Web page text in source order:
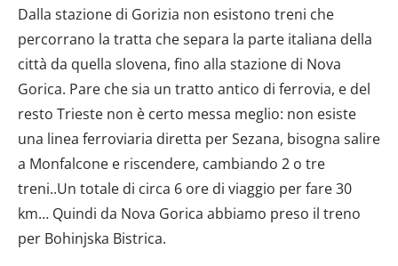
Dalla stazione di Gorizia non esistono treni che
percorrano la tratta che separa la parte italiana della
città da quella slovena, fino alla stazione di Nova
Gorica. Pare che sia un tratto antico di ferrovia, e del
resto Trieste non è certo messa meglio: non esiste
una linea ferroviaria diretta per Sezana, bisogna salire
a Monfalcone e riscendere, cambiando 2 o tre
treni..Un totale di circa 6 ore di viaggio per fare 30
km… Quindi da Nova Gorica abbiamo preso il treno
per Bohinjska Bistrica.